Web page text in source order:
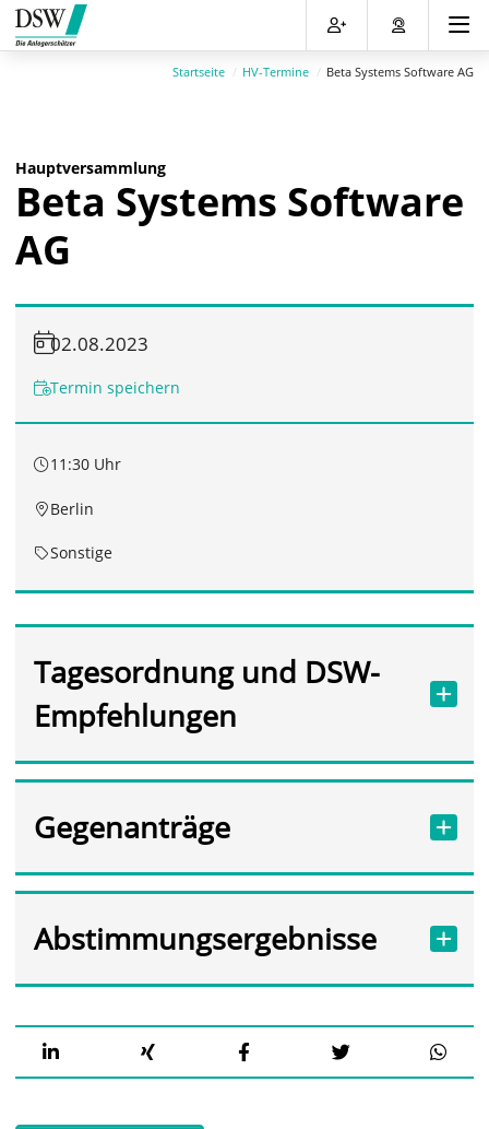
Direkt
zum
Inhalt
Direkt
zum
Hauptmenu
Direkt
zur
Suche
Direkt
zum
Footer
Startseite HV-Termine Beta Systems Software AG
Hauptversammlung
Beta Systems Software
AG
02.08.2023
Termin speichern
11:30 Uhr
Berlin
Sonstige
Tagesordnung und DSW-
Empfehlungen
Gegenanträge
Abstimmungsergebnisse